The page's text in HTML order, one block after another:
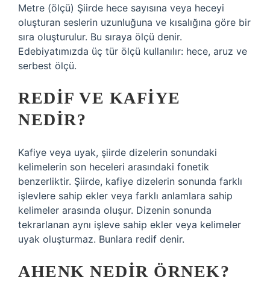
Metre (ölçü) Şiirde hece sayısına veya heceyi
oluşturan seslerin uzunluğuna ve kısalığına göre bir
sıra oluşturulur. Bu sıraya ölçü denir.
Edebiyatımızda üç tür ölçü kullanılır: hece, aruz ve
serbest ölçü.
REDIF VE KAFIYE
NEDIR?
Kafiye veya uyak, şiirde dizelerin sonundaki
kelimelerin son heceleri arasındaki fonetik
benzerliktir. Şiirde, kafiye dizelerin sonunda farklı
işlevlere sahip ekler veya farklı anlamlara sahip
kelimeler arasında oluşur. Dizenin sonunda
tekrarlanan aynı işleve sahip ekler veya kelimeler
uyak oluşturmaz. Bunlara redif denir.
AHENK NEDIR ÖRNEK?